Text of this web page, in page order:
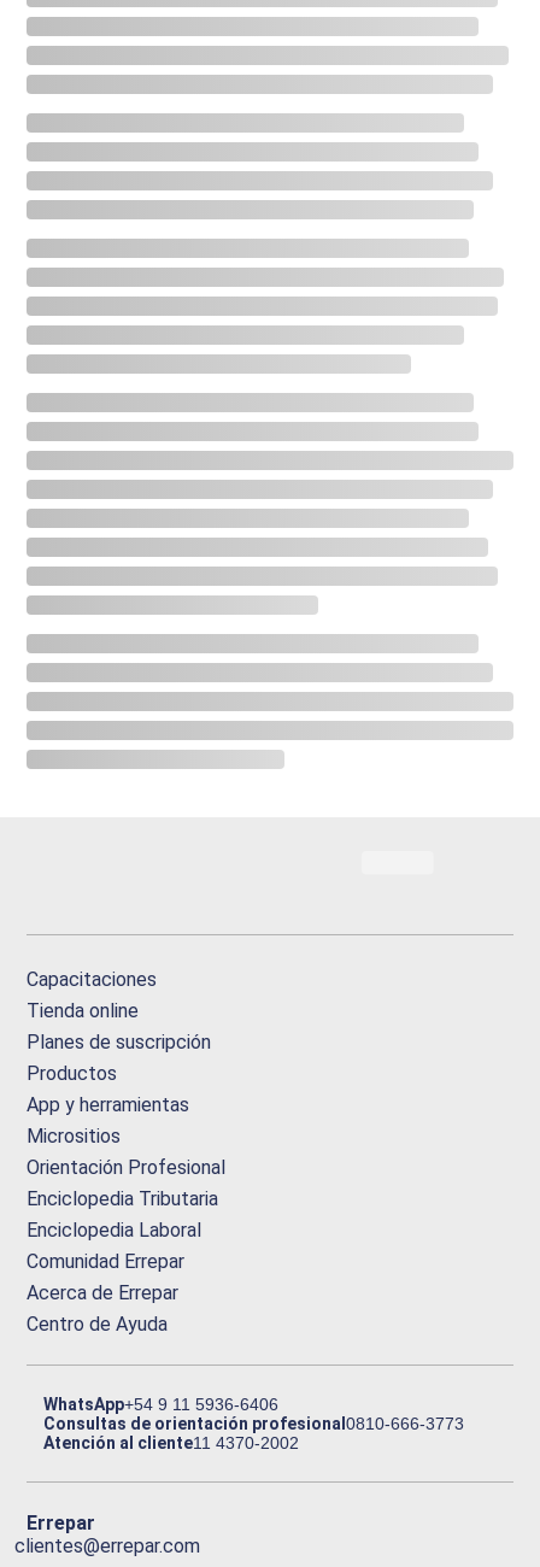
Capacitaciones
Tienda online
Planes de suscripción
Productos
App y herramientas
Micrositios
Orientación Profesional
Enciclopedia Tributaria
Enciclopedia Laboral
Comunidad Errepar
Acerca de Errepar
Centro de Ayuda
WhatsApp+54 9 11 5936-6406
Consultas de orientación profesional0810-666-3773
Atención al cliente11 4370-2002
Errepar
clientes@errepar.com